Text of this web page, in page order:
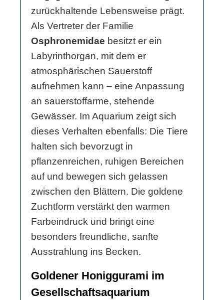
zurückhaltende Lebensweise prägt.
Als Vertreter der Familie
Osphronemidae besitzt er ein
Labyrinthorgan, mit dem er
atmosphärischen Sauerstoff
aufnehmen kann – eine Anpassung
an sauerstoffarme, stehende
Gewässer. Im Aquarium zeigt sich
dieses Verhalten ebenfalls: Die Tiere
halten sich bevorzugt in
pflanzenreichen, ruhigen Bereichen
auf und bewegen sich gelassen
zwischen den Blättern. Die goldene
Zuchtform verstärkt den warmen
Farbeindruck und bringt eine
besonders freundliche, sanfte
Ausstrahlung ins Becken.
Goldener Honiggurami im
Gesellschaftsaquarium